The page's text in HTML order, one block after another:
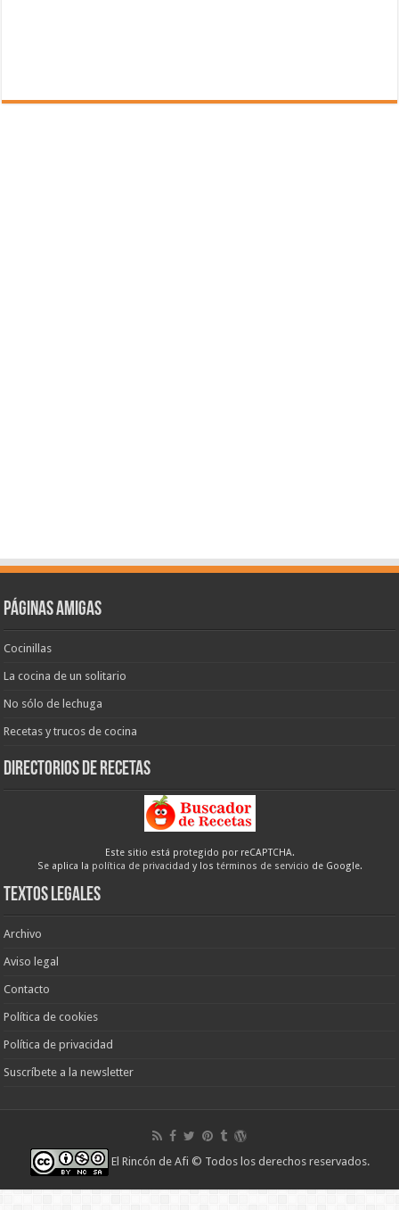
Páginas amigas
Cocinillas
La cocina de un solitario
No sólo de lechuga
Recetas y trucos de cocina
Directorios de recetas
Este sitio está protegido por reCAPTCHA.
Se aplica la política de privacidad y los términos de servicio de Google.
Textos legales
Archivo
Aviso legal
Contacto
Política de cookies
Política de privacidad
Suscríbete a la newsletter
El Rincón de Afi © Todos los derechos reservados.